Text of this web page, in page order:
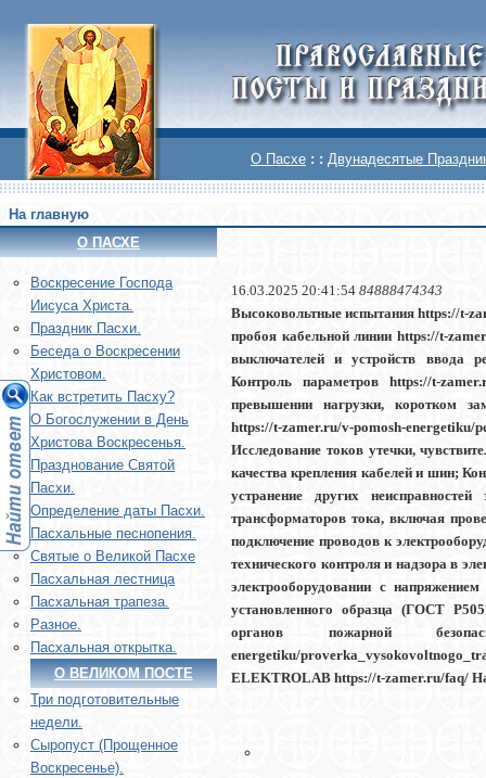
О Пасхе : : Двунадесятые
На главную
О ПАСХЕ
Воскреcение Господа
Иисуса Христа.
Праздник Пасхи.
Беседа о Воскресении
Христовом.
Как встретить Пасху?
О Богослужении в День
Христова Воскресенья.
Празднование Святой
Пасхи.
Определение даты Пасхи.
Пасхальные песнопения.
Святые о Великой Пасхе
Пасхальная лестница
Пасхальная трапеза.
Разное.
Пасхальная открытка.
О ВЕЛИКОМ ПОСТЕ
Три подготовительные
недели.
Сыропуст (Прощенное
Воскресенье).
16.03.2025 20:41:54 84888474343
Высоковольтные испытания https://t-
пробоя кабельной линии https://t-
выключателей и устройств ввода
Контроль параметров https://t-
превышении нагрузки, коротком
https://t-zamer.ru/v-pomosh-energetiku/
Исследование токов утечки,
качества крепления кабелей и шин;
устранение других
трансформаторов тока, включая
подключение проводов к
технического контроля и надзора в
электрооборудовании с
установленного образца (ГОСТ
органов пожарной
energetiku/
ELEKTROLAB https://t-zamer.ru/faq/